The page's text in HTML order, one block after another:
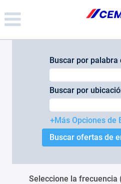
note:
This
Buscar por palabra
Buscar por
+Más Opciones de
Seleccione la